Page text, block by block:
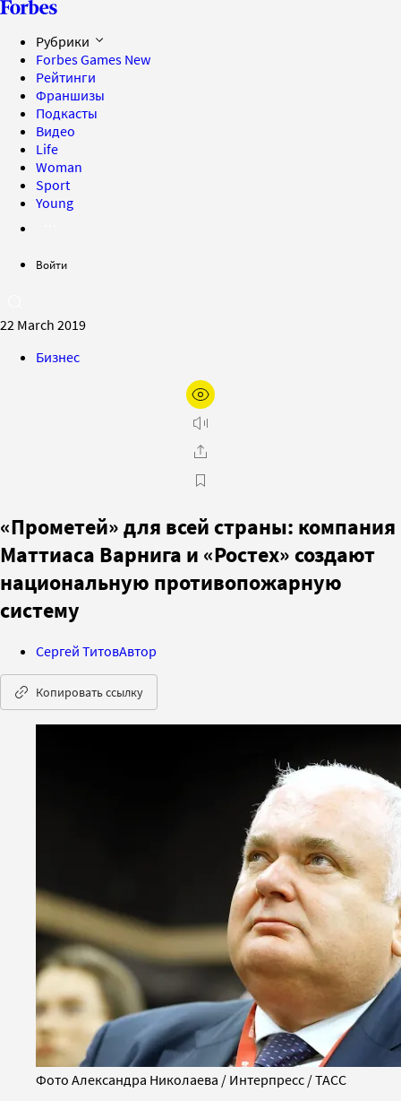
Рубрики
Forbes Games New
Рейтинги
Франшизы
Подкасты
Видео
Life
Woman
Sport
Young
Войти
22 March 2019
Бизнес
«Прометей» для всей страны: компания
Маттиаса Варнига и «Ростех» создают
национальную противопожарную
систему
Сергей ТитовАвтор
Копировать ссылку
Фото Александра Николаева / Интерпресс / ТАСС